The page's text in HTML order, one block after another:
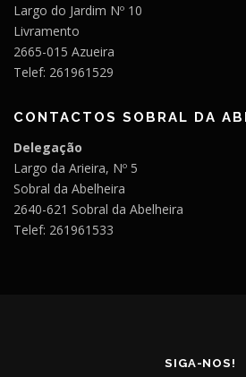
Largo do Jardim Nº 10
Livramento
2665-015 Azueira
Telef: 261961529
CONTACTOS SOBRAL DA
Delegação
Largo da Arieira, Nº 5
Sobral da Abelheira
2640-621 Sobral da Abelheira
Telef: 261961533
SIGA-NOS!